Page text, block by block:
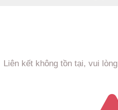
Liên kết không tồn tại, vui lòng